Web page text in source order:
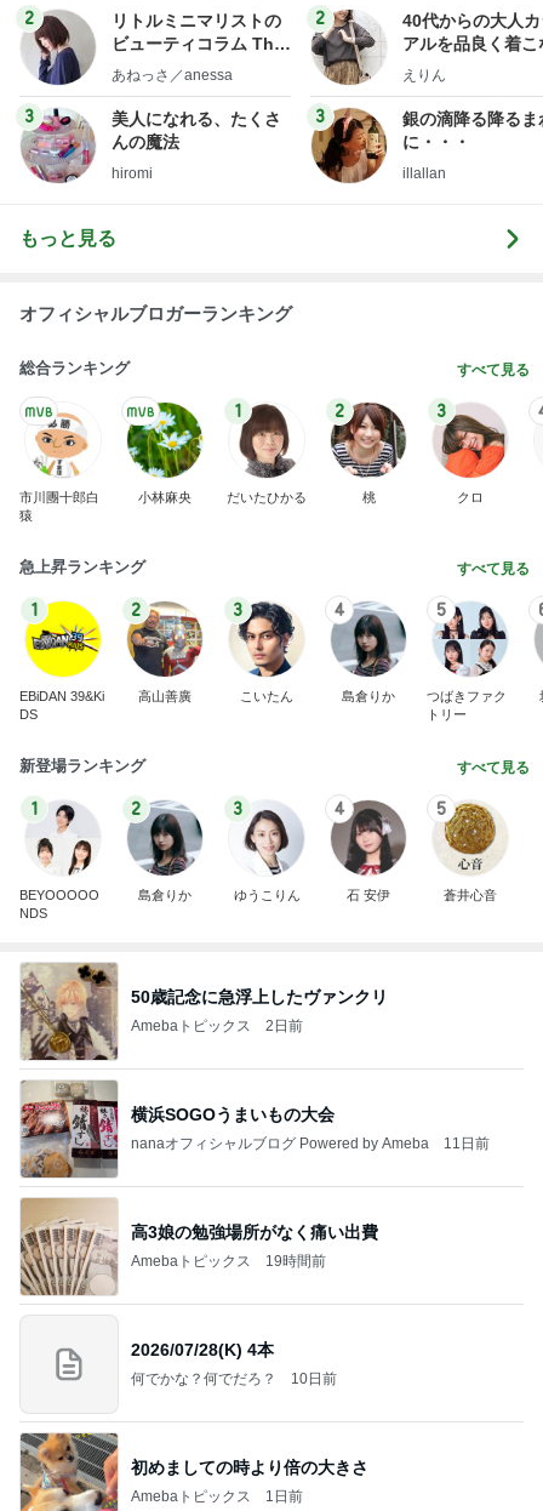
2
リトルミニマリストの
ビューティコラム The
little minimalist's bea
あねっさ／anessa
3
美人になれる、たくさ
んの魔法
hiromi
2
40代からの大人
アルを品良く着こ
ファッションブロ
えりん
3
銀の滴降る降るま
に・・・
illallan
もっと見る
オフィシャルブロガーランキング
総合ランキング すべて見る
市川團十郎白
猿
小林麻央
1
だいたひかる
2
桃
3
クロ
急上昇ランキング すべて見る
1
EBiDAN 39&Ki
DS
2
高山善廣
3
こいたん
4
島倉りか
5
つばきファク
トリー
新登場ランキング すべて見る
1
BEYOOOOO
NDS
2
島倉りか
3
ゆうこりん
4
石 安伊
5
蒼井心音
50歳記念に急浮上したヴァンクリ
Amebaトピックス 2日前
横浜SOGOうまいもの大会
nanaオフィシャルブログ Powered by Ameba 11日前
高3娘の勉強場所がなく痛い出費
Amebaトピックス 19時間前
2026/07/28(K) 4本
何でかな？何でだろ？ 10日前
初めましての時より倍の大きさ
Amebaトピックス 1日前